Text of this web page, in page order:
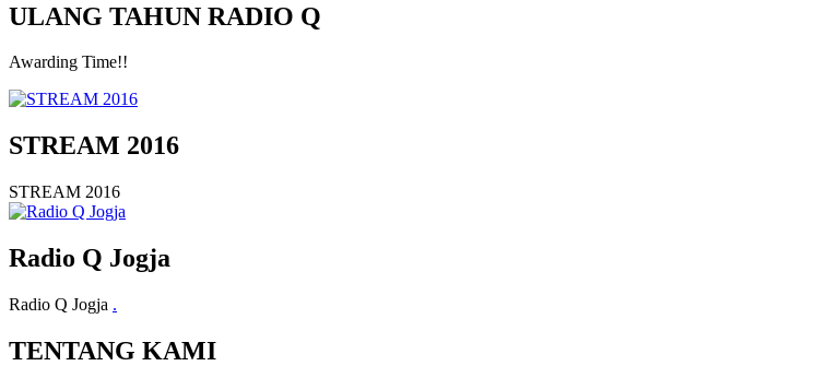
ULANG TAHUN RADIO Q
Awarding Time!!
STREAM 2016
STREAM 2016
Radio Q Jogja
Radio Q Jogja .
TENTANG KAMI